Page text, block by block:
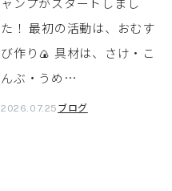
た！ 最初の活動は、おむす
び作り🍙 具材は、さけ・こ
んぶ・うめ…
2026.07.25 ブログ